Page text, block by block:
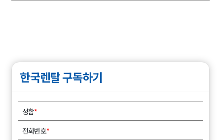
한국렌탈 구독하기
성함*
전화번호*